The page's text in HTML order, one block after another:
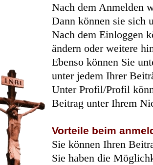
Nach dem Anmelden
Dann können sie sich
Nach dem Einloggen
ändern oder weitere
Ebenso können Sie
unter jedem Ihrer
Unter Profil/Profil
Beitrag unter Ihrem
Vorteile beim
Sie können Ihren
Sie haben die